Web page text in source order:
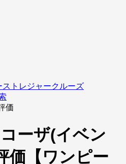
ストレジャークルーズ
価
ーザ(イベン
価【ワンピー